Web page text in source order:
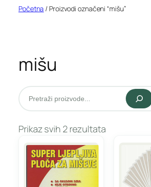
Početna / Proizvodi označeni “mišu”
mišu
Pretraži
Prikaz svih 2 rezultata